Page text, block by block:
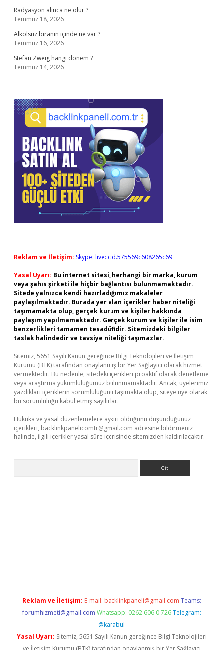
Radyasyon alınca ne olur ?
Temmuz 18, 2026
Alkolsüz biranın içinde ne var ?
Temmuz 16, 2026
Stefan Zweig hangi dönem ?
Temmuz 14, 2026
Reklam ve İletişim: Skype: live:.cid.575569c608265c69
Yasal Uyarı: Bu internet sitesi, herhangi bir marka, kurum
veya şahıs şirketi ile hiçbir bağlantısı bulunmamaktadır.
Sitede yalnızca kendi hazırladığımız makaleler
paylaşılmaktadır. Burada yer alan içerikler haber niteliği
taşımamakta olup, gerçek kurum ve kişiler hakkında
paylaşım yapılmamaktadır. Gerçek kurum ve kişiler ile isim
benzerlikleri tamamen tesadüfidir. Sitemizdeki bilgiler
taslak halindedir ve tavsiye niteliği taşımazlar.
Sitemiz, 5651 Sayılı Kanun gereğince Bilgi Teknolojileri ve İletişim
Kurumu (BTK) tarafından onaylanmış bir Yer Sağlayıcı olarak hizmet
vermektedir. Bu nedenle, sitedeki içerikleri proaktif olarak denetleme
veya araştırma yükümlülüğümüz bulunmamaktadır. Ancak, üyelerimiz
yazdıkları içeriklerin sorumluluğunu taşımakta olup, siteye üye olarak
bu sorumluluğu kabul etmiş sayılırlar.
Hukuka ve yasal düzenlemelere aykırı olduğunu düşündüğünüz
içerikleri, backlinkpanelicomtr@gmail.com adresine bildirmeniz
halinde, ilgili içerikler yasal süre içerisinde sitemizden kaldırılacaktır.
Reklam ve İletişim: E-mail: backlinkpaneli@gmail.com Teams:
forumhizmeti@gmail.com Whatsapp: 0262 606 0 726 Telegram:
@karabul
Yasal Uyarı: Sitemiz, 5651 Sayılı Kanun gereğince Bilgi Teknolojileri
ve İletişim Kurumu (BTK) tarafından onaylanmış bir Yer Sağlayıcı